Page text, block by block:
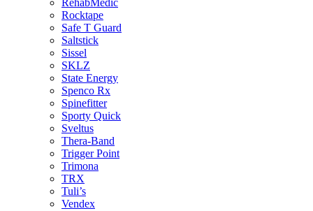
RehabMedic
Rocktape
Safe T Guard
Saltstick
Sissel
SKLZ
State Energy
Spenco Rx
Spinefitter
Sporty Quick
Sveltus
Thera-Band
Trigger Point
Trimona
TRX
Tuli’s
Vendex